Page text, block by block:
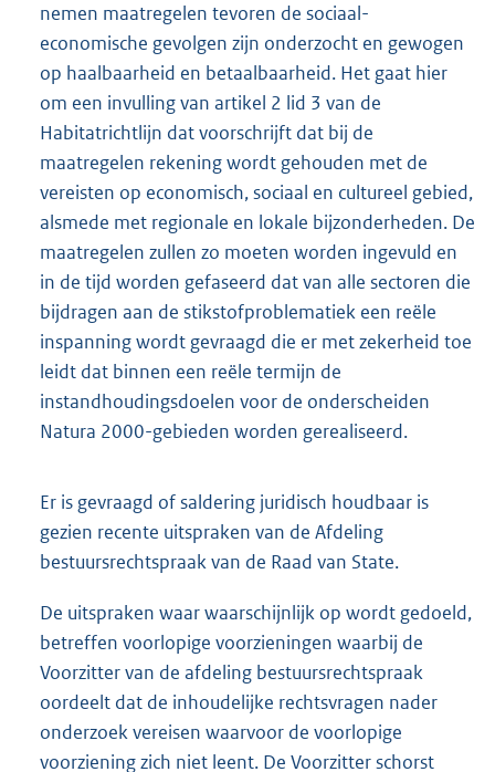
nemen maatregelen tevoren de sociaal-
economische gevolgen zijn onderzocht en gewogen
op haalbaarheid en betaalbaarheid. Het gaat hier
om een invulling van artikel 2 lid 3 van de
Habitatrichtlijn dat voorschrijft dat bij de
maatregelen rekening wordt gehouden met de
vereisten op economisch, sociaal en cultureel gebied,
alsmede met regionale en lokale bijzonderheden. De
maatregelen zullen zo moeten worden ingevuld en
in de tijd worden gefaseerd dat van alle sectoren die
bijdragen aan de stikstofproblematiek een reële
inspanning wordt gevraagd die er met zekerheid toe
leidt dat binnen een reële termijn de
instandhoudingsdoelen voor de onderscheiden
Natura 2000-gebieden worden gerealiseerd.
Er is gevraagd of saldering juridisch houdbaar is
gezien recente uitspraken van de Afdeling
bestuursrechtspraak van de Raad van State.
De uitspraken waar waarschijnlijk op wordt gedoeld,
betreffen voorlopige voorzieningen waarbij de
Voorzitter van de afdeling bestuursrechtspraak
oordeelt dat de inhoudelijke rechtsvragen nader
onderzoek vereisen waarvoor de voorlopige
voorziening zich niet leent. De Voorzitter schorst